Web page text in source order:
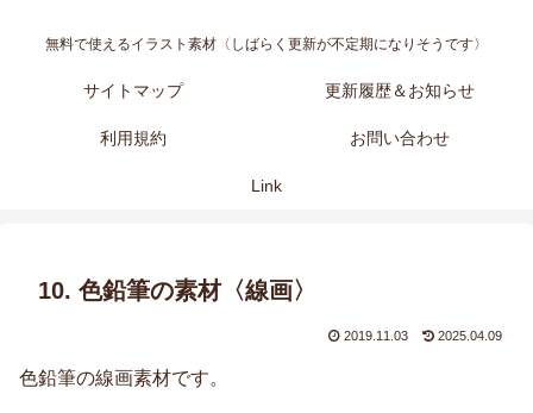
無料で使えるイラスト素材〈しばらく更新が不定期になりそうです〉
サイトマップ 更新履歴＆お知らせ
利用規約 お問い合わせ
Link
10. 色鉛筆の素材〈線画〉
2019.11.03 2025.04.09
色鉛筆の線画素材です。